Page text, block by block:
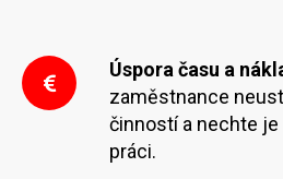
Úspora času a
zaměstnance
činností a nechte
práci.